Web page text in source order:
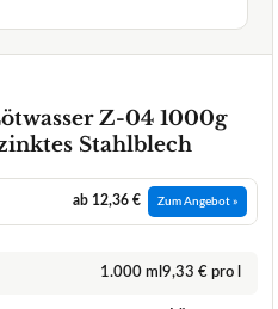
Z-04 1000g
Stahlblech
ab 12,36 € Zum Angebot »
1.000 ml9,33 € pro l